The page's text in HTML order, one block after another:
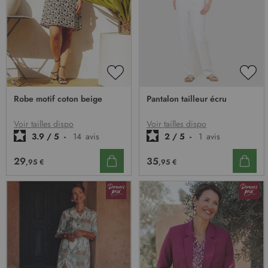
D’ENVIE
Robe motif coton beige
Voir tailles dispo
3.9 / 5 - 14 avis
29,95 €
Pantalon tailleur écru
Voir tailles dispo
2 / 5 - 1 avis
35,95 €